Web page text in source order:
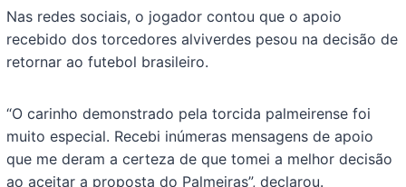
Nas redes sociais, o jogador contou que o apoio
recebido dos torcedores alviverdes pesou na decisão de
retornar ao futebol brasileiro.
“O carinho demonstrado pela torcida palmeirense foi
muito especial. Recebi inúmeras mensagens de apoio
que me deram a certeza de que tomei a melhor decisão
ao aceitar a proposta do Palmeiras”, declarou.